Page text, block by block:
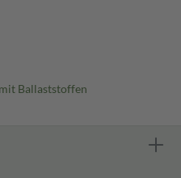
Ballaststoffen